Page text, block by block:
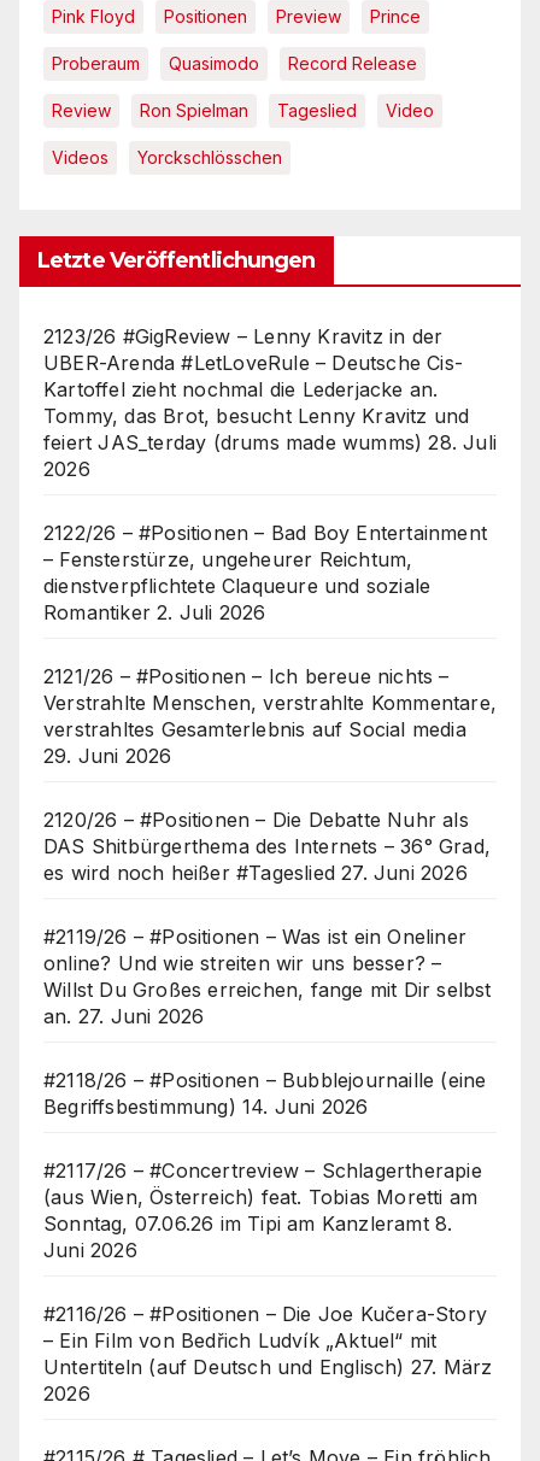
Pink Floyd Positionen Preview Prince
Proberaum Quasimodo Record Release
Review Ron Spielman Tageslied Video
Videos Yorckschlösschen
Letzte Veröffentlichungen
2123/26 #GigReview – Lenny Kravitz in der
UBER-Arenda #LetLoveRule – Deutsche Cis-
Kartoffel zieht nochmal die Lederjacke an.
Tommy, das Brot, besucht Lenny Kravitz und
feiert JAS_terday (drums made wumms) 28. Juli
2026
2122/26 – #Positionen – Bad Boy Entertainment
– Fensterstürze, ungeheurer Reichtum,
dienstverpflichtete Claqueure und soziale
Romantiker 2. Juli 2026
2121/26 – #Positionen – Ich bereue nichts –
Verstrahlte Menschen, verstrahlte Kommentare,
verstrahltes Gesamterlebnis auf Social media
29. Juni 2026
2120/26 – #Positionen – Die Debatte Nuhr als
DAS Shitbürgerthema des Internets – 36° Grad,
es wird noch heißer #Tageslied 27. Juni 2026
#2119/26 – #Positionen – Was ist ein Oneliner
online? Und wie streiten wir uns besser? –
Willst Du Großes erreichen, fange mit Dir selbst
an. 27. Juni 2026
#2118/26 – #Positionen – Bubblejournaille (eine
Begriffsbestimmung) 14. Juni 2026
#2117/26 – #Concertreview – Schlagertherapie
(aus Wien, Österreich) feat. Tobias Moretti am
Sonntag, 07.06.26 im Tipi am Kanzleramt 8.
Juni 2026
#2116/26 – #Positionen – Die Joe Kučera-Story
– Ein Film von Bedřich Ludvík „Aktuel“ mit
Untertiteln (auf Deutsch und Englisch) 27. März
2026